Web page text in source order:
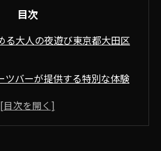
目次
る大人の夜遊び東京都大田区
ツバーが提供する特別な体験
を彩るダーツバーの魅力